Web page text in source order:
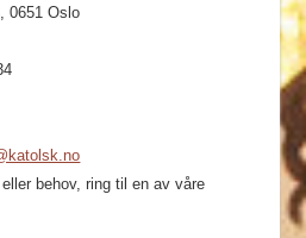
0651 Oslo
behov, ring til en av våre